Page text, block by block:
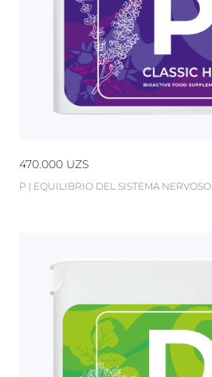
470.000 UZS
P | EQUILIBRIO DEL SISTEMA NERVOSO